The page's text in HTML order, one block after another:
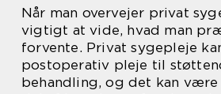
Når man overvejer privat
vigtigt at vide, hvad man
forvente. Privat sygepleje
postoperativ pleje til
behandling, og det kan